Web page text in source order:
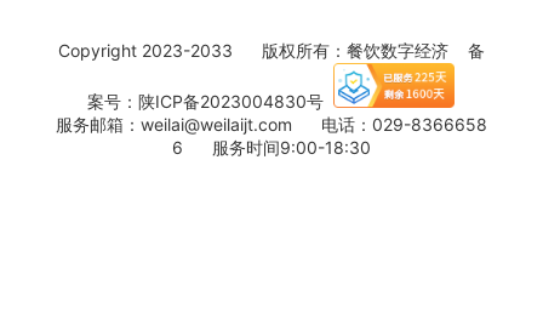
Copyright 2023-2033 版权所有：餐饮数字经济 备
案号：陕ICP备2023004830号
服务邮箱：weilai@weilaijt.com 电话：029-8366658
6 服务时间9:00-18:30